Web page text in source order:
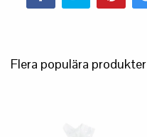
Flera populära produkter